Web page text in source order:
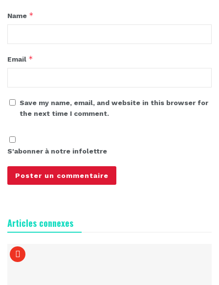
Name *
Email *
Save my name, email, and website in this browser for
the next time I comment.
S'abonner à notre infolettre
Articles connexes